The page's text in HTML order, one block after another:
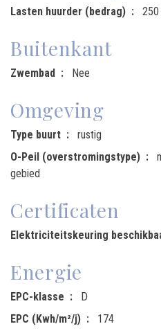
Lasten huurder (bedrag) 250
Buitenkant
Zwembad Nee
Omgeving
Type buurt
rustig
O-Peil (overstromingstype)
gebied
Certificaten
Elektriciteitskeuring
Energie
EPC-klasse
D
EPC (Kwh/m²/j)
174